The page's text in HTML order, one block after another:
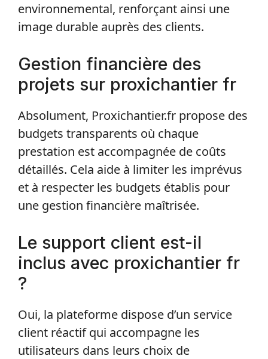
environnemental, renforçant ainsi une
image durable auprès des clients.
Gestion financière des
projets sur proxichantier fr
Absolument, Proxichantier.fr propose des
budgets transparents où chaque
prestation est accompagnée de coûts
détaillés. Cela aide à limiter les imprévus
et à respecter les budgets établis pour
une gestion financière maîtrisée.
Le support client est-il
inclus avec proxichantier fr
?
Oui, la plateforme dispose d’un service
client réactif qui accompagne les
utilisateurs dans leurs choix de